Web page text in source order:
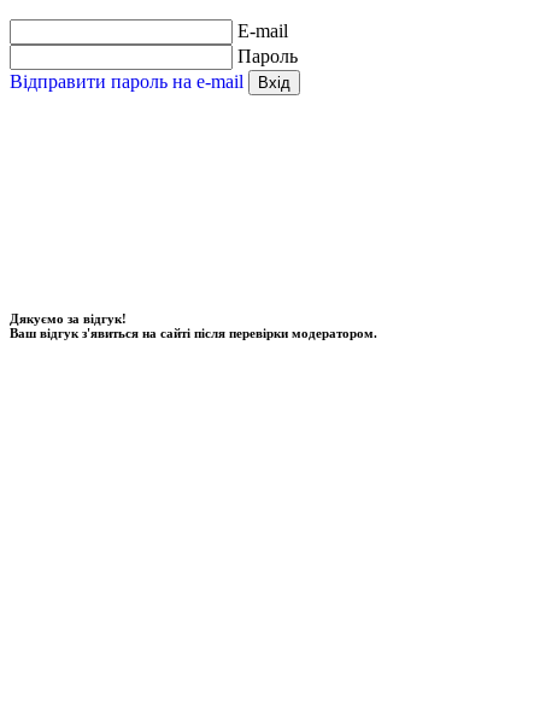
E-mail
Пароль
Відправити пароль на e-mail
Вхід
Дякуємо за відгук!
Ваш відгук з'явиться на сайті після перевірки модератором.